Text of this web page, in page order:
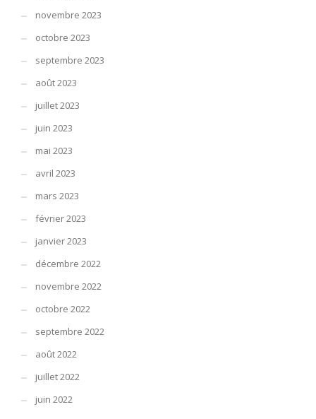
novembre 2023
octobre 2023
septembre 2023
août 2023
juillet 2023
juin 2023
mai 2023
avril 2023
mars 2023
février 2023
janvier 2023
décembre 2022
novembre 2022
octobre 2022
septembre 2022
août 2022
juillet 2022
juin 2022